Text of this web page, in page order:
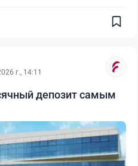
г., 14:11
депозит самым